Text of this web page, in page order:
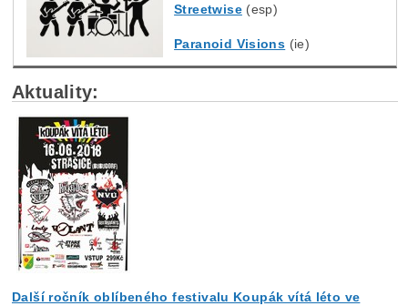
Streetwise(esp)
Paranoid Visions (ie)
Aktuality:
Další ročník oblíbeného festivalu Koupák vítá léto ve